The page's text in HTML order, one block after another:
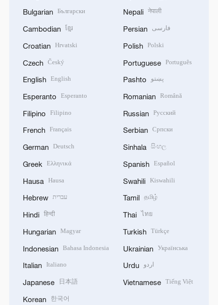
Bulgarian Български
Cambodian ខ្មែរ
Croatian Hrvatski
Czech Český
English English
Esperanto Esperanto
Filipino Filipino
French Français
German Deutsch
Greek Ελληνικά
Hausa Hausa
Hebrew עברית
Hindi हिन्दी
Hungarian Magyar
Indonesian Bahasa Indonesia
Italian Italiano
Japanese 日本語
Korean 한국어
Nepali नेपाली
Persian فارسی
Polish Polski
Portuguese Português
Pashto پښتو
Romanian Română
Russian Русский
Serbian Српски
Sinhala සිංහල
Spanish Español
Swahili Kiswahili
Tamil தமிழ்
Thai ไทย
Turkish Türkçe
Ukrainian Українська
Urdu اردو
Vietnamese Tiếng Việt